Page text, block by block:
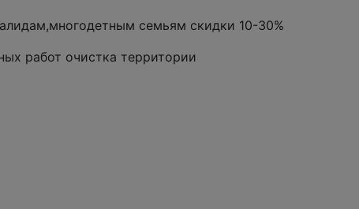
семьям скидки 10-30%
работ очистка территории